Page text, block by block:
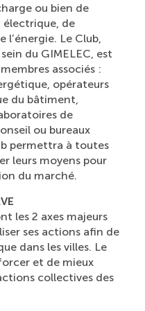
ou bien de
électrique, de
Le Club,
du GIMELEC, est
associés :
opérateurs
du bâtiment,
de
ou bureaux
permettra à toutes
leurs moyens pour
du marché.
les 2 axes majeurs
ses actions afin de
dans les villes. Le
et de mieux
collectives des